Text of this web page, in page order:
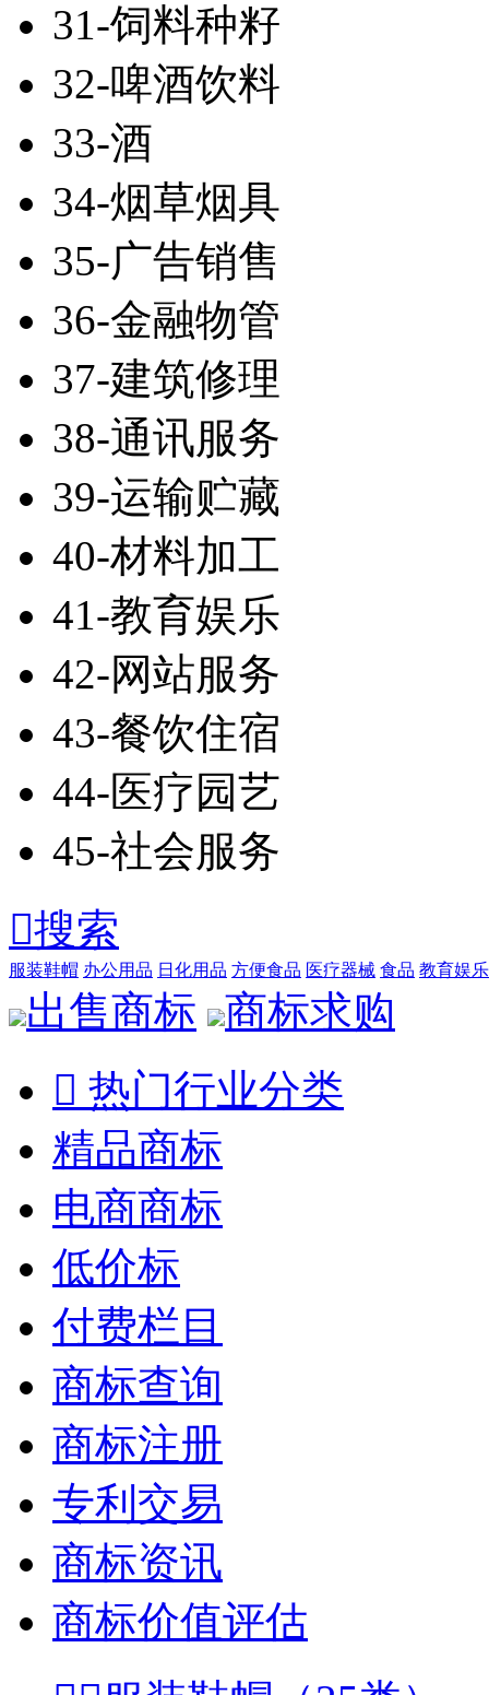
31-饲料种籽
32-啤酒饮料
33-酒
34-烟草烟具
35-广告销售
36-金融物管
37-建筑修理
38-通讯服务
39-运输贮藏
40-材料加工
41-教育娱乐
42-网站服务
43-餐饮住宿
44-医疗园艺
45-社会服务
搜索
服装鞋帽 办公用品 日化用品 方便食品 医疗器械 食品 教育娱乐
出售商标
商标求购
 热门行业分类
精品商标
电商商标
低价标
付费栏目
商标查询
商标注册
专利交易
商标资讯
商标价值评估